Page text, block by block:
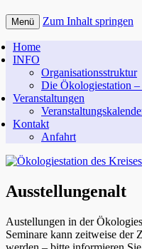
Menü Zum Inhalt springen
Home
INFO
Organisationsstruktur
Die Ökologiestation –
Veranstaltungen
Kontakt
Anfahrt
Ausstellungenalt
Austellungen in der
Seminare kann zeitweise der